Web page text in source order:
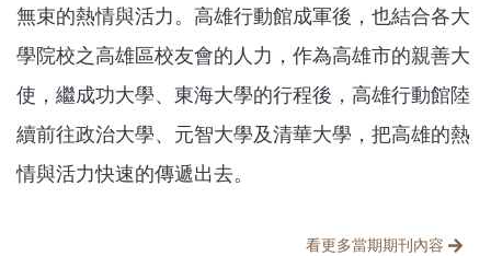
無束的熱情與活力。高雄行動館成軍後，也結合各大
學院校之高雄區校友會的人力，作為高雄市的親善大
使，繼成功大學、東海大學的行程後，高雄行動館陸
續前往政治大學、元智大學及清華大學，把高雄的熱
情與活力快速的傳遞出去。
看更多當期期刊內容
分享文章